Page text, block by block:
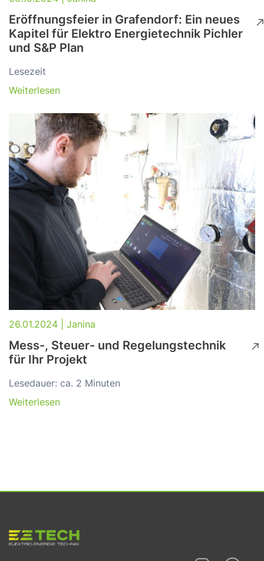
Eröffnungsfeier in Grafendorf: Ein neues
Kapitel für Elektro Energietechnik Pichler
und S&P Plan
Lesezeit
Weiterlesen
26.01.2024 | Janina
Mess-, Steuer- und Regelungstechnik
für Ihr Projekt
Lesedauer: ca. 2 Minuten
Weiterlesen